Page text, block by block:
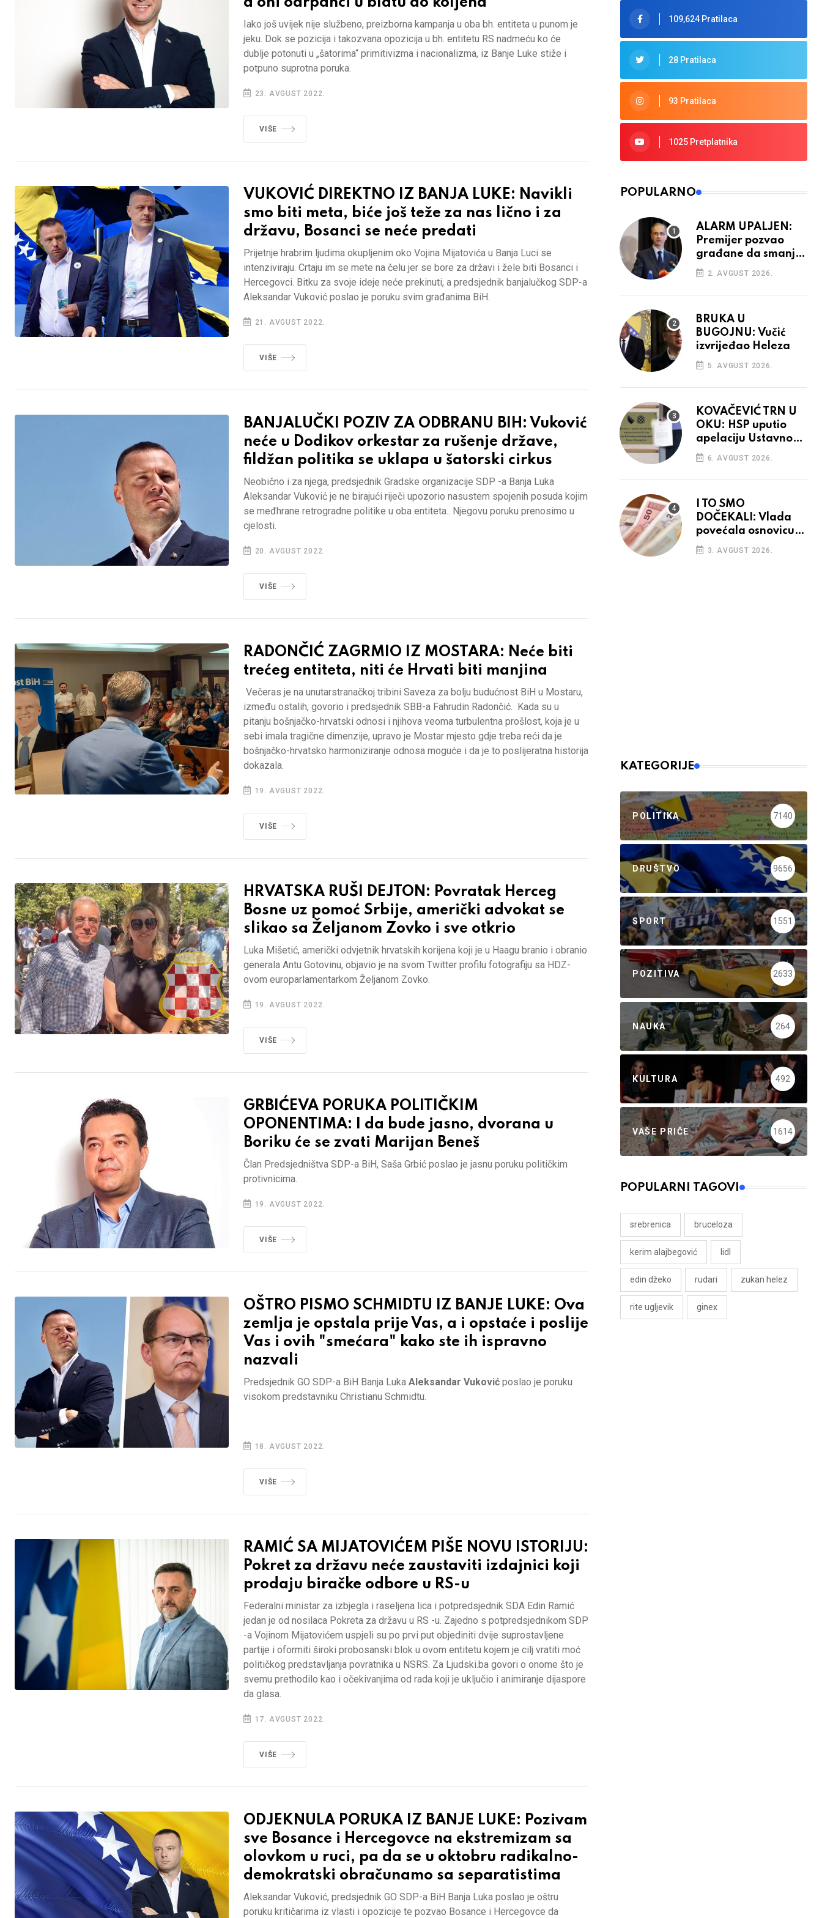
Iako još uvijek nije službeno, preizborna kampanja u oba bh. entiteta u punom je
jeku. Dok se pozicija i takozvana opozicija u bh. entitetu RS nadmeću ko će
dublje potonuti u „šatorima“ primitivizma i nacionalizma, iz Banje Luke stiže i
potpuno suprotna poruka.
23. AVGUST 2022.
VIŠE
VUKOVIĆ DIREKTNO IZ BANJA LUKE: Navikli
smo biti meta, biće još teže za nas lično i za
državu, Bosanci se neće predati
Prijetnje hrabrim ljudima okupljenim oko Vojina Mijatovića u Banja Luci se
intenziviraju. Crtaju im se mete na čelu jer se bore za državi i žele biti Bosanci i
Hercegovci. Bitku za svoje ideje neće prekinuti, a predsjednik banjalučkog SDP-a
Aleksandar Vuković poslao je poruku svim građanima BiH.
21. AVGUST 2022.
VIŠE
BANJALUČKI POZIV ZA ODBRANU BIH: Vuković
neće u Dodikov orkestar za rušenje države,
fildžan politika se uklapa u šatorski cirkus
Neobično i za njega, predsjednik Gradske organizacije SDP -a Banja Luka
Aleksandar Vuković je ne birajući riječi upozorio nasustem spojenih posuda kojim
se međhrane retrogradne politike u oba entiteta.. Njegovu poruku prenosimo u
cjelosti.
20. AVGUST 2022.
VIŠE
RADONČIĆ ZAGRMIO IZ MOSTARA: Neće biti
trećeg entiteta, niti će Hrvati biti manjina
Večeras je na unutarstranačkoj tribini Saveza za bolju budućnost BiH u Mostaru,
između ostalih, govorio i predsjednik SBB-a Fahrudin Radončić. Kada su u
pitanju bošnjačko-hrvatski odnosi i njihova veoma turbulentna prošlost, koja je u
sebi imala tragične dimenzije, upravo je Mostar mjesto gdje treba reći da je
bošnjačko-hrvatsko harmoniziranje odnosa moguće i da je to poslijeratna historija
dokazala.
19. AVGUST 2022.
VIŠE
HRVATSKA RUŠI DEJTON: Povratak Herceg
Bosne uz pomoć Srbije, američki advokat se
slikao sa Željanom Zovko i sve otkrio
Luka Mišetić, američki odvjetnik hrvatskih korijena koji je u Haagu branio i obranio
generala Antu Gotovinu, objavio je na svom Twitter profilu fotografiju sa HDZ-
ovom europarlamentarkom Željanom Zovko.
19. AVGUST 2022.
VIŠE
GRBIĆEVA PORUKA POLITIČKIM
OPONENTIMA: I da bude jasno, dvorana u
Boriku će se zvati Marijan Beneš
Član Predsjedništva SDP-a BiH, Saša Grbić poslao je jasnu poruku političkim
protivnicima.
19. AVGUST 2022.
VIŠE
OŠTRO PISMO SCHMIDTU IZ BANJE LUKE: Ova
zemlja je opstala prije Vas, a i opstaće i poslije
Vas i ovih "smećara" kako ste ih ispravno
nazvali
Predsjednik GO SDP-a BiH Banja Luka Aleksandar Vuković poslao je poruku
visokom predstavniku Christianu Schmidtu.
18. AVGUST 2022.
VIŠE
RAMIĆ SA MIJATOVIĆEM PIŠE NOVU ISTORIJU:
Pokret za državu neće zaustaviti izdajnici koji
prodaju biračke odbore u RS-u
Federalni ministar za izbjegla i raseljena lica i potpredsjednik SDA Edin Ramić
jedan je od nosilaca Pokreta za državu u RS -u. Zajedno s potpredsjednikom SDP
-a Vojinom Mijatovićem uspjeli su po prvi put objediniti dvije suprostavljene
partije i oformiti široki probosanski blok u ovom entitetu kojem je cilj vratiti moć
političkog predstavljanja povratnika u NSRS. Za Ljudski.ba govori o onome što je
svemu prethodilo kao i očekivanjima od rada koji je uključio i animiranje dijaspore
da glasa.
17. AVGUST 2022.
VIŠE
ODJEKNULA PORUKA IZ BANJE LUKE: Pozivam
sve Bosance i Hercegovce na ekstremizam sa
olovkom u ruci, pa da se u oktobru radikalno-
demokratski obračunamo sa separatistima
Aleksandar Vuković, predsjednik GO SDP-a BiH Banja Luka poslao je oštru
poruku kritičarima iz vlasti i opozicije te pozvao Bosance i Hercegovce da
109,624 Pratilaca
28 Pratilaca
93 Pratilaca
1025 Pretplatnika
POPULARNO
ALARM UPALJEN:
Premijer pozvao
građane da smanje
potrošnju struje
2. AVGUST 2026.
BRUKA U
BUGOJNU: Vučić
izvrijeđao Heleza
5. AVGUST 2026.
KOVAČEVIĆ TRN U
OKU: HSP uputio
apelaciju Ustavnom
sudu BiH
6. AVGUST 2026.
I TO SMO
DOČEKALI: Vlada
povećala osnovicu
za obračun plaća
budžetskim
3. AVGUST 2026.
KATEGORIJE
POLITIKA 7140
DRUŠTVO 9656
SPORT 1551
POZITIVA 2633
NAUKA 264
KULTURA 492
VAŠE PRIČE 1614
POPULARNI TAGOVI
srebrenica bruceloza
kerim alajbegović lidl
edin džeko rudari zukan helez
rite ugljevik ginex